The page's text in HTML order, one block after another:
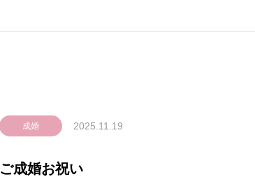
成婚 2025.11.19
ご成婚お祝い